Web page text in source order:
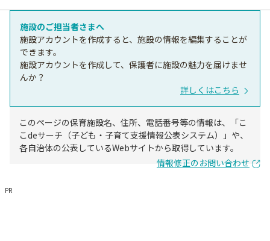
施設のご担当者さまへ
施設アカウントを作成すると、施設の情報を編集することが
できます。
施設アカウントを作成して、保護者に施設の魅力を届けませ
んか？
詳しくはこちら
このページの保育施設名、住所、電話番号等の情報は、「こ
こdeサーチ（子ども・子育て支援情報公表システム）」や、
各自治体の公表しているWebサイトから取得しています。
情報修正のお問い合わせ
PR